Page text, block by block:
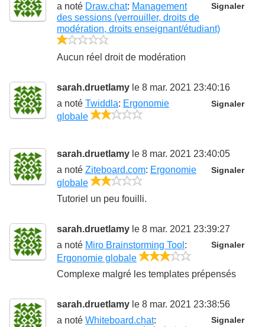
Signaler
a noté Draw.chat: Management
des sessions (verrouiller, droits de
modération, droits enseignant/étudiant)
Aucun réel droit de modération
sarah.druetlamy le 8 mar. 2021 23:40:16
Signaler
a noté Twiddla: Ergonomie
globale
sarah.druetlamy le 8 mar. 2021 23:40:05
Signaler
a noté Ziteboard.com: Ergonomie
globale
Tutoriel un peu fouilli.
sarah.druetlamy le 8 mar. 2021 23:39:27
Signaler
a noté Miro Brainstorming Tool :
Ergonomie globale
Complexe malgré les templates prépensés
sarah.druetlamy le 8 mar. 2021 23:38:56
Signaler
a noté Whiteboard.chat: